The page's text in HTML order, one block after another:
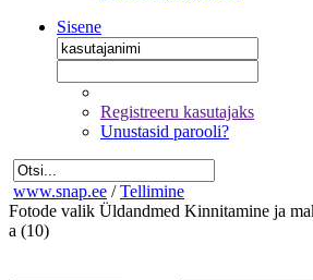
Sisene
Registreeru kasutajaks
Unustasid parooli?
www.snap.ee / Tellimine
Fotode valik Üldandmed Kinnitamine ja
a (10)